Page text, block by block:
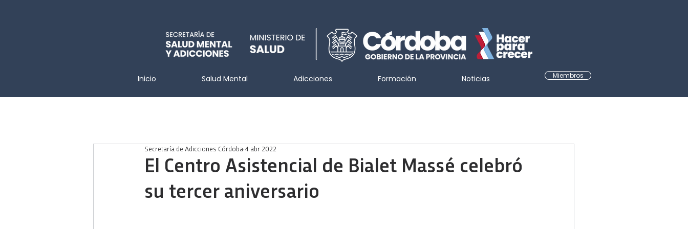
Inicio Salud Mental Adicciones Formación Noticias Miembros
El Centro Asistencial de Bialet Massé celebró
su tercer aniversario
Secretaría de Adicciones Córdoba 4 abr 2022